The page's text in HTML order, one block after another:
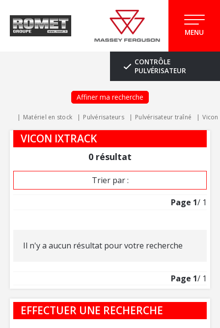
MENU
CONTRÔLE
PULVÉRISATEUR
Affiner ma recherche
Matériel en stock Pulvérisateurs Pulvérisateur traîné Vicon
VICON IXTRACK
0 résultat
Trier par :
Page 1/ 1
Il n'y a aucun résultat pour votre recherche
Page 1/ 1
EFFECTUER UNE RECHERCHE